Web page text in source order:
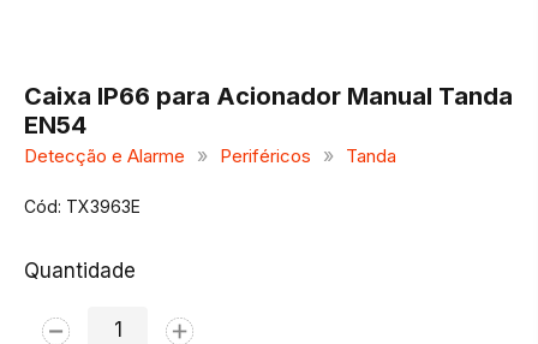
Caixa IP66 para Acionador Manual Tanda
EN54
Detecção e Alarme » Periféricos » Tanda
Cód: TX3963E
Quantidade